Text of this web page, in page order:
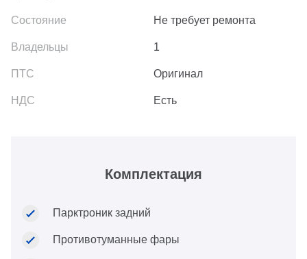
Не требует ремонта
1
Оригинал
Есть
Комплектация
Парктроник задний
Противотуманные фары